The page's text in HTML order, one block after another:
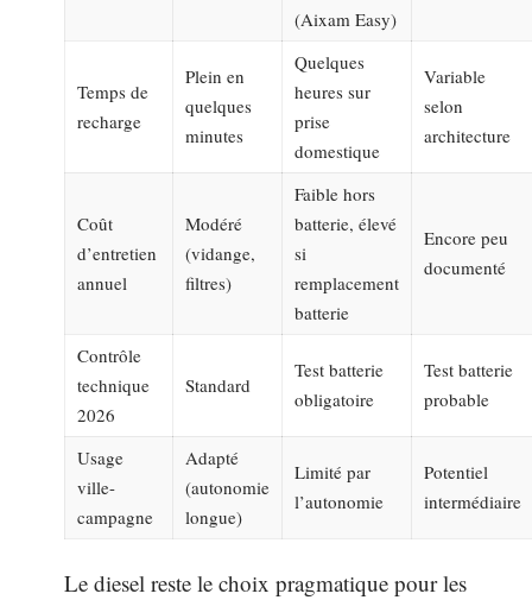
(Aixam Easy)
Temps de
recharge
Plein en
quelques
minutes
Quelques
heures sur
prise
domestique
Variable
selon
architecture
Coût
d’entretien
annuel
Modéré
(vidange,
filtres)
Faible hors
batterie, élevé
si
remplacement
batterie
Encore peu
documenté
Contrôle
technique
2026
Standard
Test batterie
obligatoire
Test batterie
probable
Usage
ville-
campagne
Adapté
(autonomie
longue)
Limité par
l’autonomie
Potentiel
intermédiaire
Le diesel reste le choix pragmatique pour les